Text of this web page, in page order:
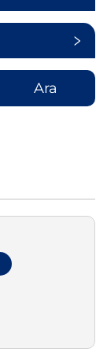
Ara